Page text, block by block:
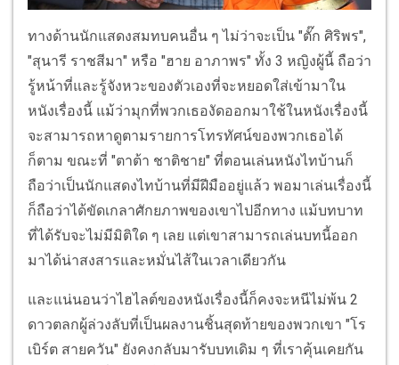
ทางด้านนักแสดงสมทบคนอื่น ๆ ไม่ว่าจะเป็น "ตั๊ก ศิริพร",
"สุนารี ราชสีมา" หรือ "ฮาย อาภาพร" ทั้ง 3 หญิงผู้นี้ ถือว่า
รู้หน้าที่และรู้จังหวะของตัวเองที่จะหยอดใส่เข้ามาใน
หนังเรื่องนี้ แม้ว่ามุกที่พวกเธองัดออกมาใช้ในหนังเรื่องนี้
จะสามารถหาดูตามรายการโทรทัศน์ของพวกเธอได้
ก็ตาม ขณะที่ "ตาต้า ชาติชาย" ที่ตอนเล่นหนังไทบ้านก็
ถือว่าเป็นนักแสดงไทบ้านที่มีฝีมืออยู่แล้ว พอมาเล่นเรื่องนี้
ก็ถือว่าได้ขัดเกลาศักยภาพของเขาไปอีกทาง แม้บทบาท
ที่ได้รับจะไม่มีมิติใด ๆ เลย แต่เขาสามารถเล่นบทนี้ออก
มาได้น่าสงสารและหมั่นไส้ในเวลาเดียวกัน
และแน่นอนว่าไฮไลต์ของหนังเรื่องนี้ก็คงจะหนีไม่พ้น 2
ดาวตลกผู้ล่วงลับที่เป็นผลงานชิ้นสุดท้ายของพวกเขา "โร
เบิร์ต สายควัน" ยังคงกลับมารับบทเดิม ๆ ที่เราคุ้นเคยกัน